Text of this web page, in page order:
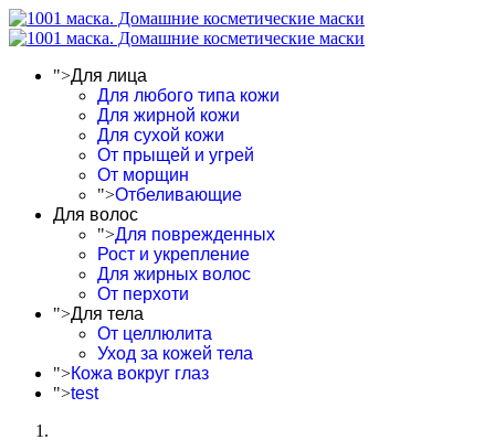
">Для лица
Для любого типа кожи
Для жирной кожи
Для сухой кожи
От прыщей и угрей
От морщин
">Отбеливающие
Для волос
">Для поврежденных
Рост и укрепление
Для жирных волос
От перхоти
">Для тела
От целлюлита
Уход за кожей тела
">Кожа вокруг глаз
">test